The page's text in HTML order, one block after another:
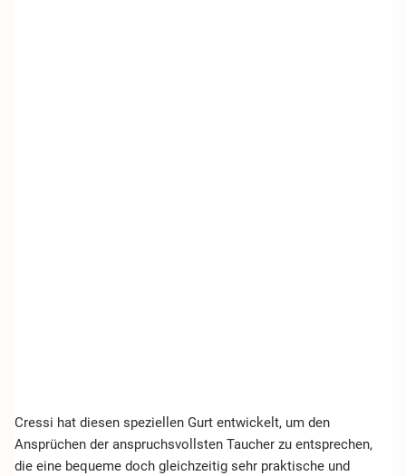
Cressi hat diesen speziellen Gurt entwickelt, um den
Ansprüchen der anspruchsvollsten Taucher zu entsprechen,
die eine bequeme doch gleichzeitig sehr praktische und